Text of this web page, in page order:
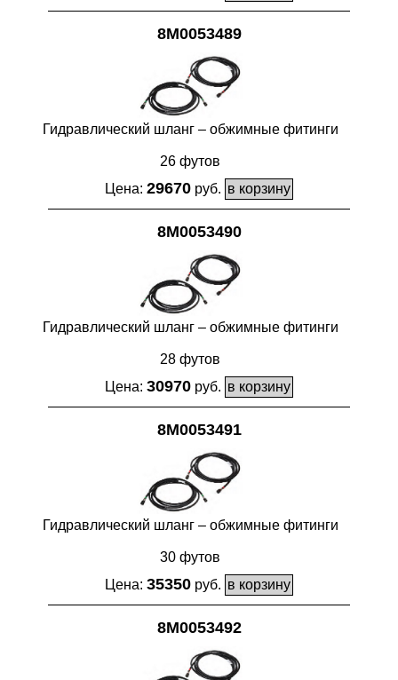
8M0053489
Гидравлический шланг – обжимные фитинги
26 футов
Цена: 29670 руб.
8M0053490
Гидравлический шланг – обжимные фитинги
28 футов
Цена: 30970 руб.
8M0053491
Гидравлический шланг – обжимные фитинги
30 футов
Цена: 35350 руб.
8M0053492